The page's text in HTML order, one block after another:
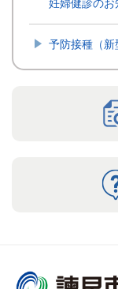
妊婦健診のお
予防接種（新